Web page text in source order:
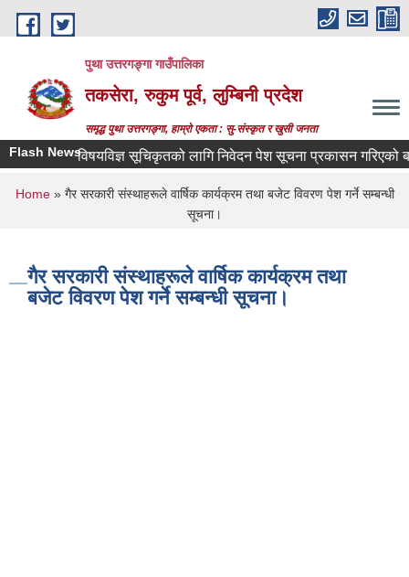
Skip to main content
पुथा उत्तरगङ्गा गाउँपालिका
तकसेरा, रुकुम पूर्व, लुम्बिनी प्रदेश
समृद्ध पुथा उत्तरगङ्गा, हाम्रो एकता : सु-संस्कृत र खुसी जनता
Flash Newsविषयविज्ञ सूचिकृतको लागि निवेदन पेश सूचना प्रकासन गरिएको बारे
You are here
Home» गैर सरकारी संस्थाहरूले वार्षिक कार्यक्रम तथा बजेट विवरण पेश गर्ने सम्बन्धी
सूचना।
गैर सरकारी संस्थाहरूले वार्षिक कार्यक्रम तथा
बजेट विवरण पेश गर्ने सम्बन्धी सूचना।